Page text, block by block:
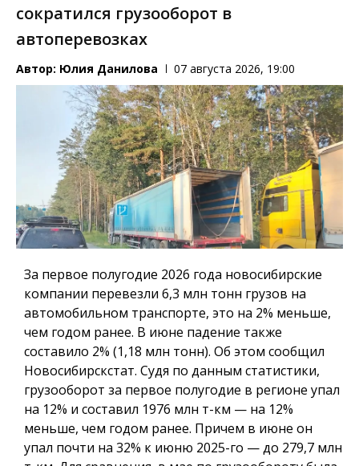
сократился грузооборот в
автоперевозках
Автор: Юлия Данилова 07 августа 2026, 19:00
За первое полугодие 2026 года новосибирские
компании перевезли 6,3 млн тонн грузов на
автомобильном транспорте, это на 2% меньше,
чем годом ранее. В июне падение также
составило 2% (1,18 млн тонн). Об этом сообщил
Новосибирскстат. Судя по данным статистики,
грузооборот за первое полугодие в регионе упал
на 12% и составил 1976 млн т-км — на 12%
меньше, чем годом ранее. Причем в июне он
упал почти на 32% к июню 2025-го — до 279,7 млн